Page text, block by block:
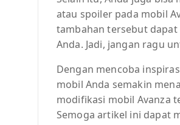
atau spoiler pada mobil
tambahan tersebut
Anda. Jadi, jangan ragu
Dengan mencoba
mobil Anda semakin
modifikasi mobil Avanza
Semoga artikel ini dapat